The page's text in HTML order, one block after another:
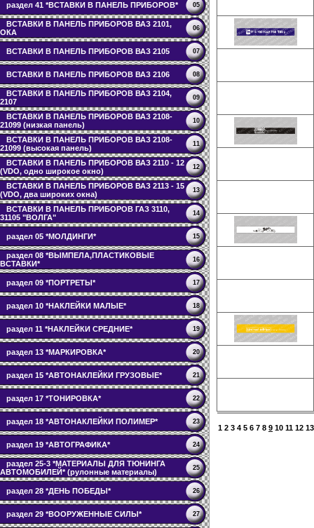
раздел 41 *ВСТАВКИ В ПАНЕЛЬ ПРИБОРОВ* 05
ВСТАВКИ В ПАНЕЛЬ ПРИБОРОВ ВАЗ 2101,
ОКА
06
ВСТАВКИ В ПАНЕЛЬ ПРИБОРОВ ВАЗ 2105 07
ВСТАВКИ В ПАНЕЛЬ ПРИБОРОВ ВАЗ 2106 08
ВСТАВКИ В ПАНЕЛЬ ПРИБОРОВ ВАЗ 2104,
2107
09
ВСТАВКИ В ПАНЕЛЬ ПРИБОРОВ ВАЗ 2108-
21099 (низкая панель)
10
ВСТАВКИ В ПАНЕЛЬ ПРИБОРОВ ВАЗ 2108-
21099 (высокая панель)
11
ВСТАВКИ В ПАНЕЛЬ ПРИБОРОВ ВАЗ 2110 - 12
(VDO, одно широкое окно)
12
ВСТАВКИ В ПАНЕЛЬ ПРИБОРОВ ВАЗ 2113 - 15
(VDO, два широких окна)
13
ВСТАВКИ В ПАНЕЛЬ ПРИБОРОВ ГАЗ 3110,
31105 "ВОЛГА"
14
раздел 05 *МОЛДИНГИ* 15
раздел 08 *ВЫМПЕЛА,ПЛАСТИКОВЫЕ
ВСТАВКИ*
16
раздел 09 *ПОРТРЕТЫ* 17
раздел 10 *НАКЛЕЙКИ МАЛЫЕ* 18
раздел 11 *НАКЛЕЙКИ СРЕДНИЕ* 19
раздел 13 *МАРКИРОВКА* 20
раздел 15 *АВТОНАКЛЕЙКИ ГРУЗОВЫЕ* 21
раздел 17 *ТОНИРОВКА* 22
раздел 18 *АВТОНАКЛЕЙКИ ПОЛИМЕР* 23
раздел 19 *АВТОГРАФИКА* 24
раздел 25-3 *МАТЕРИАЛЫ ДЛЯ ТЮНИНГА
АВТОМОБИЛЕЙ* (рулонные материалы)
25
раздел 28 *ДЕНЬ ПОБЕДЫ* 26
раздел 29 *ВООРУЖЕННЫЕ СИЛЫ* 27
1 2 3 4 5 6 7 8 9 10 11 12 13